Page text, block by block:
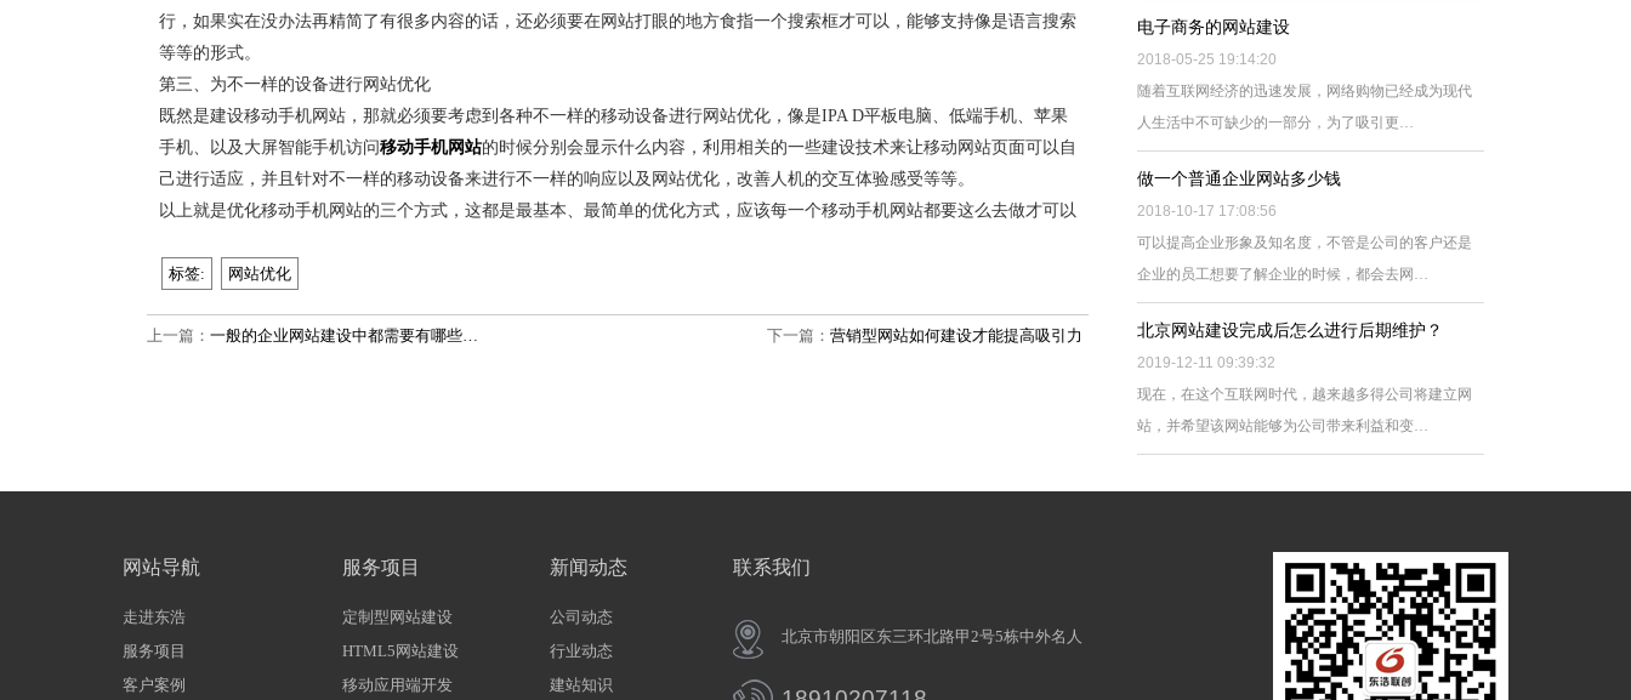
行，如果实在没办法再精简了有很多内容的话，还必须要在网站打眼的地方食指一个搜索框才可以，能够支持像是语言搜索
等等的形式。
第三、为不一样的设备进行网站优化
既然是建设移动手机网站，那就必须要考虑到各种不一样的移动设备进行网站优化，像是IPA D平板电脑、低端手机、苹果
手机、以及大屏智能手机访问移动手机网站的时候分别会显示什么内容，利用相关的一些建设技术来让移动网站页面可以自
己进行适应，并且针对不一样的移动设备来进行不一样的响应以及网站优化，改善人机的交互体验感受等等。
以上就是优化移动手机网站的三个方式，这都是最基本、最简单的优化方式，应该每一个移动手机网站都要这么去做才可以
标签: 网站优化
上一篇： 一般的企业网站建设中都需要有哪些… 下一篇：营销型网站如何建设才能提高吸引力
电子商务的网站建设
2018-05-25 19:14:20
随着互联网经济的迅速发展，网络购物已经成为现代
人生活中不可缺少的一部分，为了吸引更…
做一个普通企业网站多少钱
2018-10-17 17:08:56
可以提高企业形象及知名度，不管是公司的客户还是
企业的员工想要了解企业的时候，都会去网…
北京网站建设完成后怎么进行后期维护？
2019-12-11 09:39:32
现在，在这个互联网时代，越来越多得公司将建立网
站，并希望该网站能够为公司带来利益和变…
网站导航
走进东浩
服务项目
客户案例
服务项目
定制型网站建设
HTML5网站建设
移动应用端开发
新闻动态
公司动态
行业动态
建站知识
联系我们
北京市朝阳区东三环北路甲2号5栋中外名人